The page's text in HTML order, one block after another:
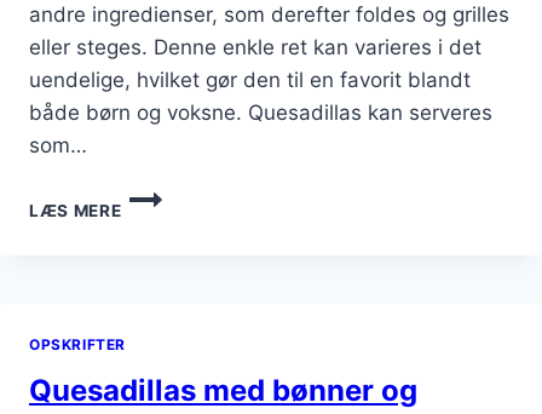
andre ingredienser, som derefter foldes og grilles
eller steges. Denne enkle ret kan varieres i det
uendelige, hvilket gør den til en favorit blandt
både børn og voksne. Quesadillas kan serveres
som…
LÆS MERE
QUESADILLAS
MED
OPSKRIFTER
Quesadillas med bønner og